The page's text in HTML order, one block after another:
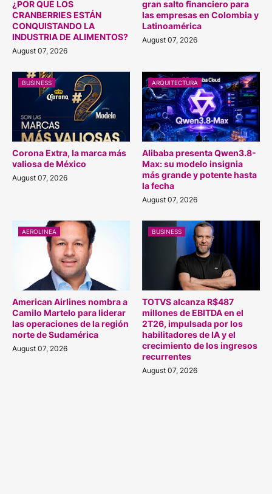
¿POR QUÉ LOS
CRANBERRIES ESTÁN
CONQUISTANDO LA
INDUSTRIA DE ALIMENTOS?
August 07, 2026
gran salto financiero para
las empresas en Colombia y
Latinoamérica
August 07, 2026
BUSINESS
Corona Extra, la marca más
valiosa de México
August 07, 2026
ARQUITECTURA
Alibaba presenta Qwen3.8-
Max: su modelo insignia
más grande y potente hasta
la fecha
August 07, 2026
AEROLINEA
American Airlines nombra a
Camilo Martelo para liderar
las operaciones de la región
norte de Sudamérica
August 07, 2026
BUSINESS
TOTVS alcanza R$487
millones de EBITDA en el
2T26, impulsada por los
habilitadores de IA y el
crecimiento de los ingresos
recurrentes
August 07, 2026